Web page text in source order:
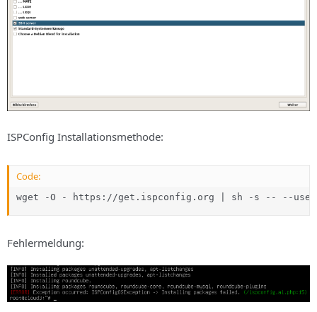
ISPConfig Installationsmethode:
Code:
wget -O - https://get.ispconfig.org | sh -s -- --use-
Fehlermeldung: